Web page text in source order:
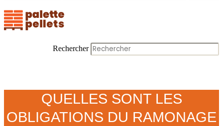
Rechercher
QUELLES SONT LES
OBLIGATIONS DU RAMONAGE